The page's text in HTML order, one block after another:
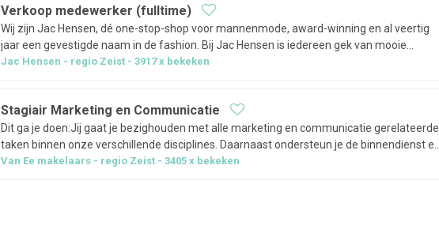
Verkoop medewerker (fulltime)
Wij zijn Jac Hensen, dé one-stop-shop voor mannenmode, award-winning en al veertig
jaar een gevestigde naam in de fashion. Bij Jac Hensen is iedereen gek van mooie
kleding en lifestyle. Onze klanten helpen we met échte aandacht en betrokkenheid.Wij
Jac Hensen regio Zeist 3917x bekeken
Stagiair Marketing en Communicatie
Dit ga je doen:Jij gaat je bezighouden met alle marketing en communicatie gerelateerde
taken binnen onze verschillende disciplines. Daarnaast ondersteun je de binnendienst en
de (assistent) makelaar Wie ben je?Wat bieden we je?Interesse?
Van Ee makelaars regio Zeist 3405x bekeken